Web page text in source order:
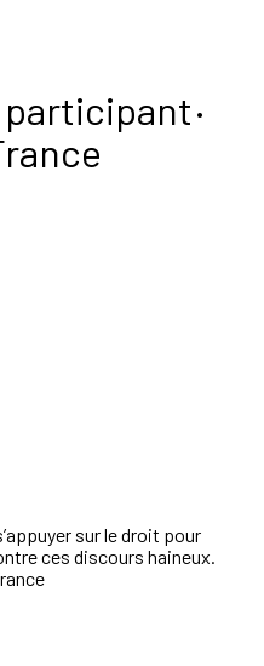
participant·
sur le droit pour
ces discours haineux.